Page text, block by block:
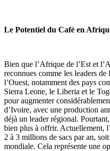
Le Potentiel du Café en
Bien que l’Afrique de l’Est et
reconnues comme les leaders
l’Ouest, notamment des pays
Sierra Leone, le Liberia et le
pour augmenter
d’Ivoire, avec une production
déjà un leader régional.
bien plus à offrir. Actuellement,
2 à 3 millions de sacs par an,
mondiale. Cela représente une